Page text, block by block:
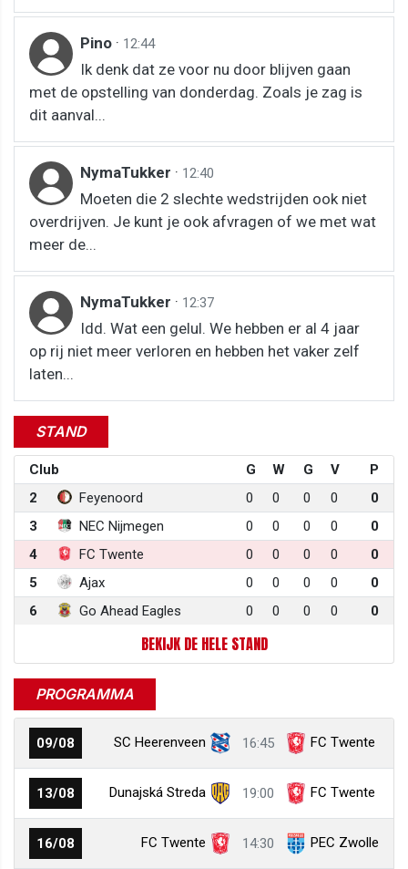
Pino · 12:44
Ik denk dat ze voor nu door blijven gaan
met de opstelling van donderdag. Zoals je zag is
dit aanval...
NymaTukker · 12:40
Moeten die 2 slechte wedstrijden ook niet
overdrijven. Je kunt je ook afvragen of we met wat
meer de...
NymaTukker · 12:37
Idd. Wat een gelul. We hebben er al 4 jaar
op rij niet meer verloren en hebben het vaker zelf
laten...
STAND
Club G W G V
P
2
Feyenoord 0 0 0 0
0
3
NEC Nijmegen 0 0 0 0
0
4
FC Twente 0 0 0 0
0
5
Ajax 0 0 0 0
0
6
Go Ahead Eagles 0 0 0 0 0
BEKIJK DE HELE STAND
PROGRAMMA
09/08 SC Heerenveen 16:45 FC Twente
13/08 Dunajská Streda 19:00 FC Twente
16/08 FC Twente 14:30 PEC Zwolle